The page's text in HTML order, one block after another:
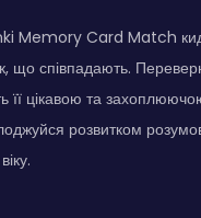
Memory Card Match
що співпадають.
її цікавою та
розвитком